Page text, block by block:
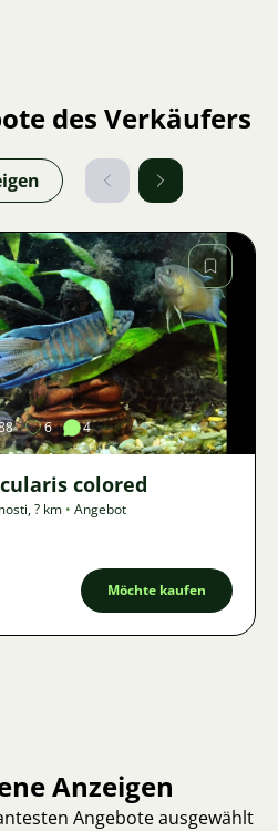
des Verkäufers
Bild
6 4
colored
,? km • Angebot
Möchte kaufen
Anzeigen
Angebote ausgewählt